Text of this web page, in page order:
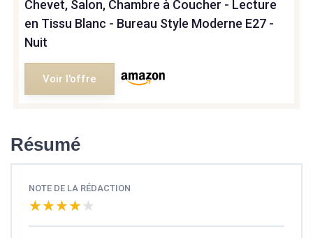
Chevet, Salon, Chambre à Coucher - Lecture
en Tissu Blanc - Bureau Style Moderne E27 -
Nuit
Voir l'offre
Résumé
NOTE DE LA RÉDACTION
★★★★★
★★★★★